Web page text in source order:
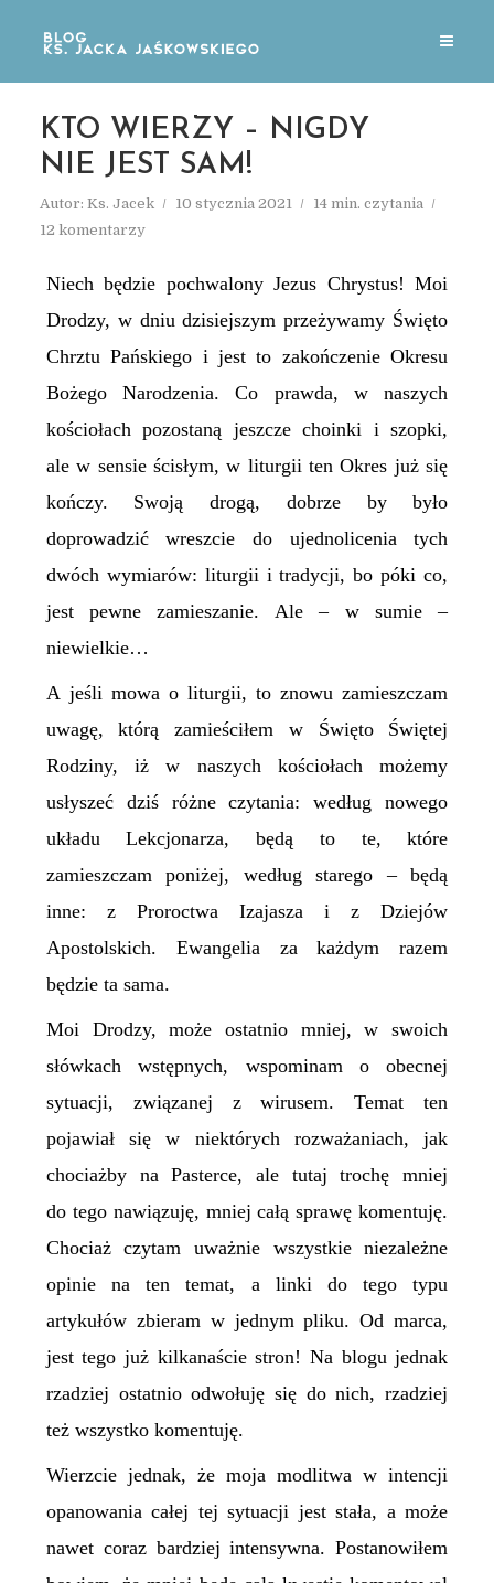
KTO WIERZY – NIGDY
NIE JEST SAM!
Autor: Ks. Jacek 10 stycznia 2021
14 min. czytania
12 komentarzy
Niech będzie pochwalony Jezus Chrystus! Moi
Drodzy, w dniu dzisiejszym przeżywamy Święto
Chrztu Pańskiego i jest to zakończenie Okresu
Bożego Narodzenia. Co prawda, w naszych
kościołach pozostaną jeszcze choinki i szopki,
ale w sensie ścisłym, w liturgii ten Okres już się
kończy. Swoją drogą, dobrze by było
doprowadzić wreszcie do ujednolicenia tych
dwóch wymiarów: liturgii i tradycji, bo póki co,
jest pewne zamieszanie. Ale – w sumie –
niewielkie…
A jeśli mowa o liturgii, to znowu zamieszczam
uwagę, którą zamieściłem w Święto Świętej
Rodziny, iż w naszych kościołach możemy
usłyszeć dziś różne czytania: według nowego
układu Lekcjonarza, będą to te, które
zamieszczam poniżej, według starego – będą
inne: z Proroctwa Izajasza i z Dziejów
Apostolskich. Ewangelia za każdym razem
będzie ta sama.
Moi Drodzy, może ostatnio mniej, w swoich
słówkach wstępnych, wspominam o obecnej
sytuacji, związanej z wirusem. Temat ten
pojawiał się w niektórych rozważaniach, jak
chociażby na Pasterce, ale tutaj trochę mniej
do tego nawiązuję, mniej całą sprawę komentuję.
Chociaż czytam uważnie wszystkie niezależne
opinie na ten temat, a linki do tego typu
artykułów zbieram w jednym pliku. Od marca,
jest tego już kilkanaście stron! Na blogu jednak
rzadziej ostatnio odwołuję się do nich, rzadziej
też wszystko komentuję.
Wierzcie jednak, że moja modlitwa w intencji
opanowania całej tej sytuacji jest stała, a może
nawet coraz bardziej intensywna. Postanowiłem